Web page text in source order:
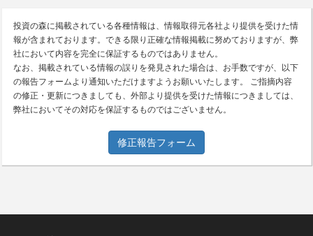
投資の森に掲載されている各種情報は、情報取得元各社より提供を受けた情
報が含まれております。できる限り正確な情報掲載に努めておりますが、弊
社において内容を完全に保証するものではありません。
なお、掲載されている情報の誤りを発見された場合は、お手数ですが、以下
の報告フォームより通知いただけますようお願いいたします。 ご指摘内容
の修正・更新につきましても、外部より提供を受けた情報につきましては、
弊社においてその対応を保証するものではございません。
修正報告フォーム